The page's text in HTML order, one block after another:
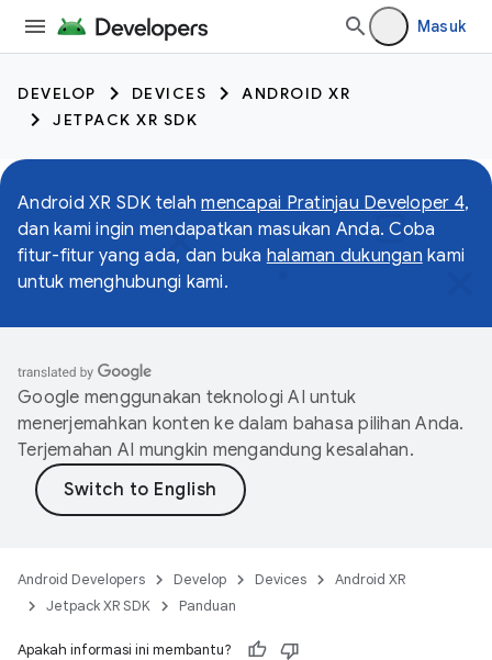
Masuk
DEVELOP DEVICES
ANDROID XR
JETPACK XR SDK
Android XR SDK telahmencapai Pratinjau Developer 4,
dan kami ingin mendapatkan masukan Anda. Coba
fitur-fitur yang ada, dan buka halaman dukungan kami
untuk menghubungi kami.
Google menggunakan teknologi AI untuk
menerjemahkan konten ke dalam bahasa pilihan Anda.
Terjemahan AI mungkin mengandung kesalahan.
Android Developers Develop Devices
Android XR
Jetpack XR SDK
Panduan
Apakah informasi ini membantu?